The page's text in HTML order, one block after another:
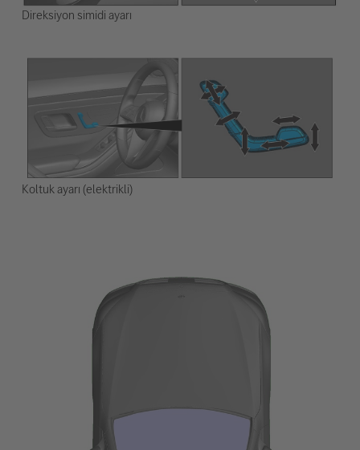
Direksiyon simidi ayarı
Koltuk ayarı (elektrikli)